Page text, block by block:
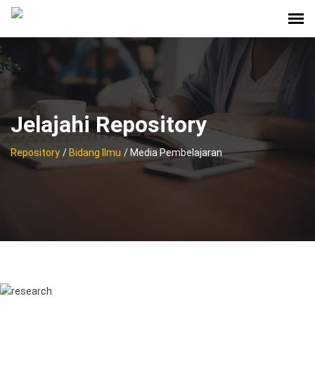
Jelajahi Repository
Repository / Bidang Ilmu / Media Pembelajaran